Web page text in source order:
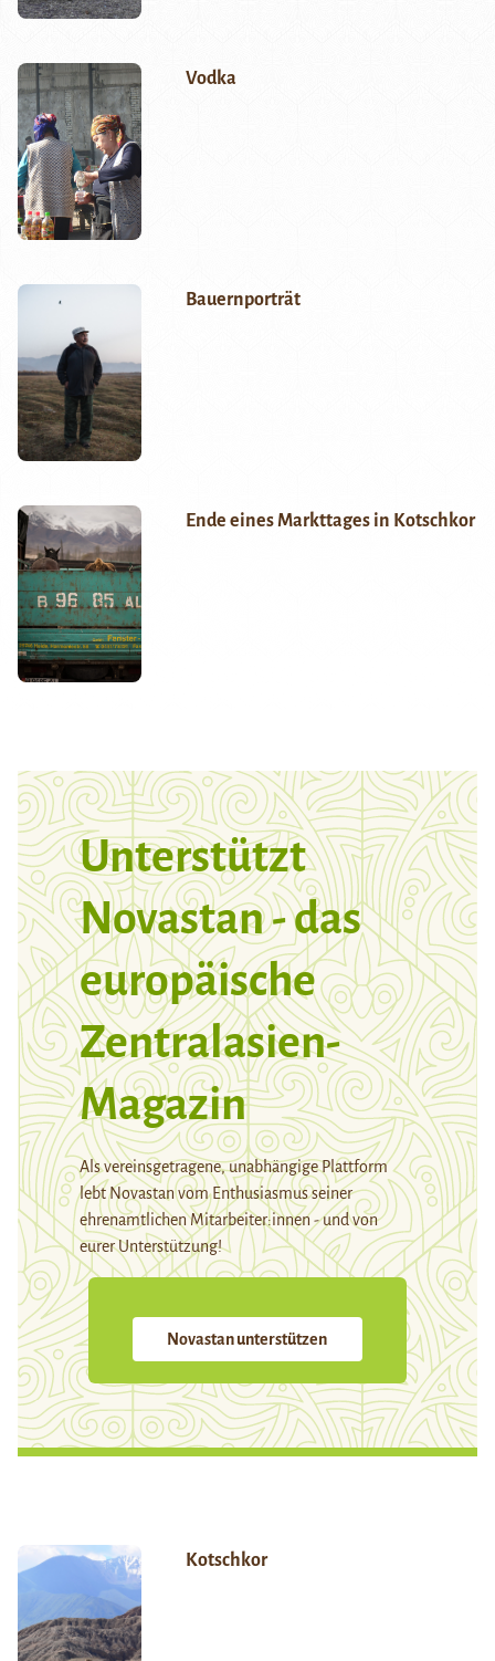
Vodka
Bauernporträt
Ende eines Markttages in Kotschkor
Unterstützt
Novastan - das
europäische
Zentralasien-
Magazin
Als vereinsgetragene, unabhängige Plattform
lebt Novastan vom Enthusiasmus seiner
ehrenamtlichen Mitarbeiter:innen - und von
eurer Unterstützung!
Novastan unterstützen
Kotschkor